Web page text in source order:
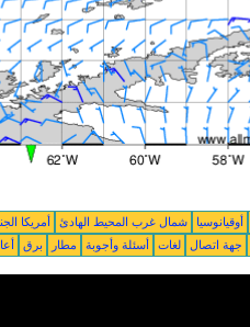
أمريكا شمال غرب المحيط الهادئ أوقيانوسيا
برق مطار أسئلة وأجوبة لغات جهة اتصال